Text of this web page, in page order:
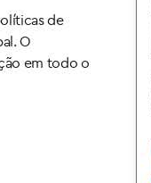
de
O
em todo o